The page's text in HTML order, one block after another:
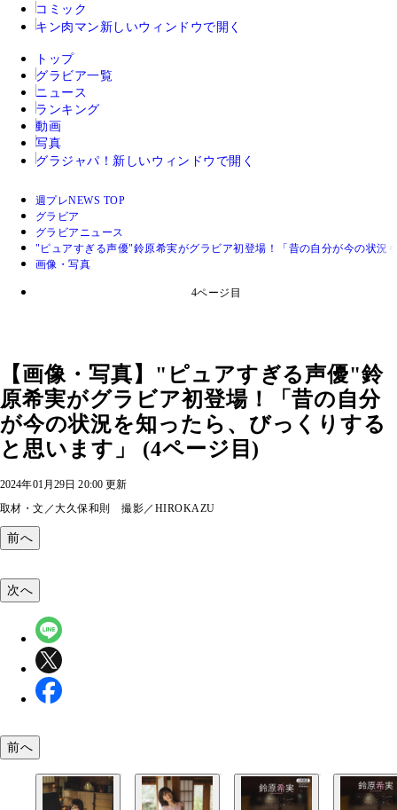
コミック
キン肉マン 新しいウィンドウで開く
トップ
グラビア一覧
ニュース
ランキング
動画
写真
グラジャパ！ 新しいウィンドウで開く
週プレNEWS TOP
グラビア
グラビアニュース
"ピュアすぎる声優"鈴原希実がグラビア初登場！「昔の自分が今の状況
画像・写真
4ページ目
【画像・写真】"ピュアすぎる声優"鈴
原希実がグラビア初登場！「昔の自分
が今の状況を知ったら、びっくりする
と思います」 (4ページ目)
2024年01月29日 20:00 更新
取材・文／大久保和則 撮影／HIROKAZU
前へ
次へ
前へ